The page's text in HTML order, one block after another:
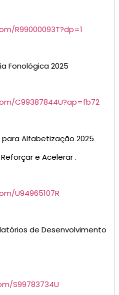
R99000093T?dp=1
Fonológica 2025
C99387844U?ap=fb72
para Alfabetização 2025
e Acelerar .
U94965107R
de Desenvolvimento
S99783734U